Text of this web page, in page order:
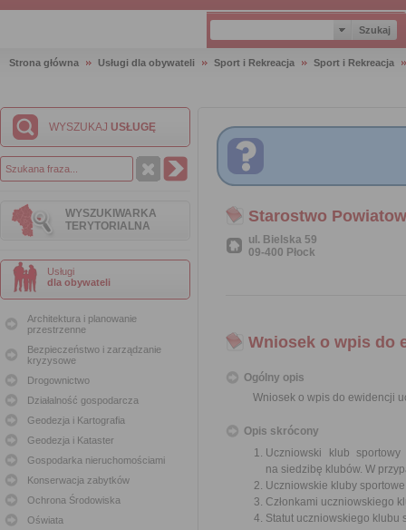
Strona główna Usługi dla obywateli Sport i Rekreacja Sport i Rekreacja
WYSZUKAJ USŁUGĘ
WYSZUKIWARKA
TERYTORIALNA
Usługi
dla obywateli
Architektura i planowanie
przestrzenne
Bezpieczeństwo i zarządzanie
kryzysowe
Drogownictwo
Działalność gospodarcza
Geodezja i Kartografia
Geodezja i Kataster
Gospodarka nieruchomościami
Konserwacja zabytków
Ochrona Środowiska
Oświata
Starostwo
ul. Bielska 59
09-400 Płock
Wniosek o wpis do
Ogólny opis
Wniosek o wpis do ewidencji
Opis skrócony
Uczniowski klub
na siedzibę klubów. W
Uczniowskie kluby
Członkami uczniowskiego
Statut uczniowskiego klubu